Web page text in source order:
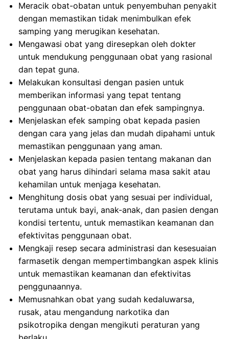
Meracik obat-obatan untuk penyembuhan penyakit
dengan memastikan tidak menimbulkan efek
samping yang merugikan kesehatan.
Mengawasi obat yang diresepkan oleh dokter
untuk mendukung penggunaan obat yang rasional
dan tepat guna.
Melakukan konsultasi dengan pasien untuk
memberikan informasi yang tepat tentang
penggunaan obat-obatan dan efek sampingnya.
Menjelaskan efek samping obat kepada pasien
dengan cara yang jelas dan mudah dipahami untuk
memastikan penggunaan yang aman.
Menjelaskan kepada pasien tentang makanan dan
obat yang harus dihindari selama masa sakit atau
kehamilan untuk menjaga kesehatan.
Menghitung dosis obat yang sesuai per individual,
terutama untuk bayi, anak-anak, dan pasien dengan
kondisi tertentu, untuk memastikan keamanan dan
efektivitas penggunaan obat.
Mengkaji resep secara administrasi dan kesesuaian
farmasetik dengan mempertimbangkan aspek klinis
untuk memastikan keamanan dan efektivitas
penggunaannya.
Memusnahkan obat yang sudah kedaluwarsa,
rusak, atau mengandung narkotika dan
psikotropika dengan mengikuti peraturan yang